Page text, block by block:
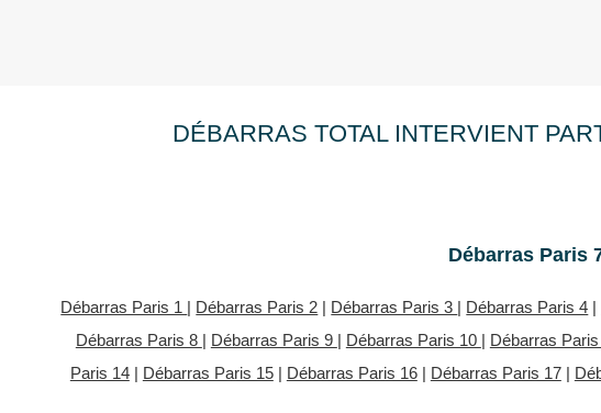
DÉBARRAS TOTAL INTERVIENT
Débarras Paris
Débarras Paris 1 | Débarras Paris 2 | Débarras Paris 3 | Débarras Paris 4 |
Débarras Paris 8 | Débarras Paris 9 | Débarras Paris 10 | Débarras Paris
Paris 14| Débarras Paris 15| Débarras Paris 16| Débarras Paris 17|